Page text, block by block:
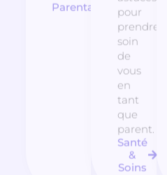
Parentalité
pour
prendre
soin
de
vous
en
tant
que
parent.
Santé
&
Soins